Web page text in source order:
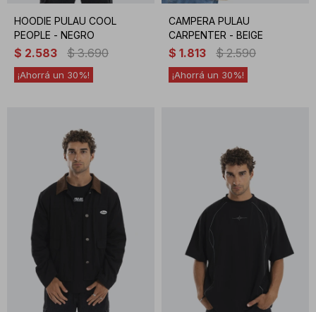
HOODIE PULAU COOL
PEOPLE - NEGRO
$ 2.583 $ 3.690
30
CAMPERA PULAU
CARPENTER - BEIGE
$ 1.813 $ 2.590
30